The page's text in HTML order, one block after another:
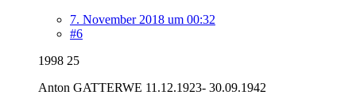
7. November 2018 um 00:32
#6
1998 25
Anton GATTERWE 11.12.1923- 30.09.1942